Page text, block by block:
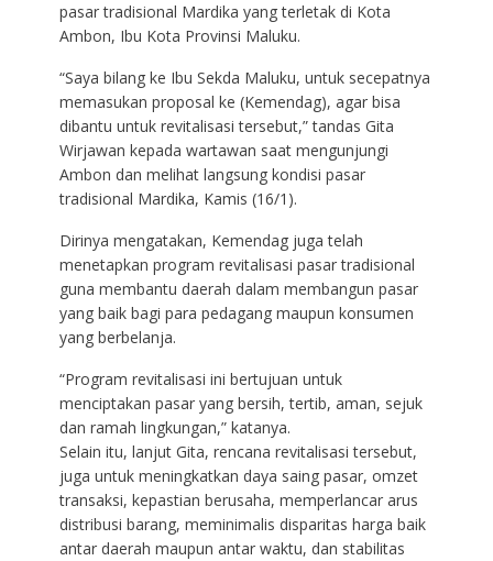
pasar tradisional Mardika yang terletak di Kota
Ambon, Ibu Kota Provinsi Maluku.
“Saya bilang ke Ibu Sekda Maluku, untuk secepatnya
memasukan proposal ke (Kemendag), agar bisa
dibantu untuk revitalisasi tersebut,” tandas Gita
Wirjawan kepada wartawan saat mengunjungi
Ambon dan melihat langsung kondisi pasar
tradisional Mardika, Kamis (16/1).
Dirinya mengatakan, Kemendag juga telah
menetapkan program revitalisasi pasar tradisional
guna membantu daerah dalam membangun pasar
yang baik bagi para pedagang maupun konsumen
yang berbelanja.
“Program revitalisasi ini bertujuan untuk
menciptakan pasar yang bersih, tertib, aman, sejuk
dan ramah lingkungan,” katanya.
Selain itu, lanjut Gita, rencana revitalisasi tersebut,
juga untuk meningkatkan daya saing pasar, omzet
transaksi, kepastian berusaha, memperlancar arus
distribusi barang, meminimalis disparitas harga baik
antar daerah maupun antar waktu, dan stabilitas